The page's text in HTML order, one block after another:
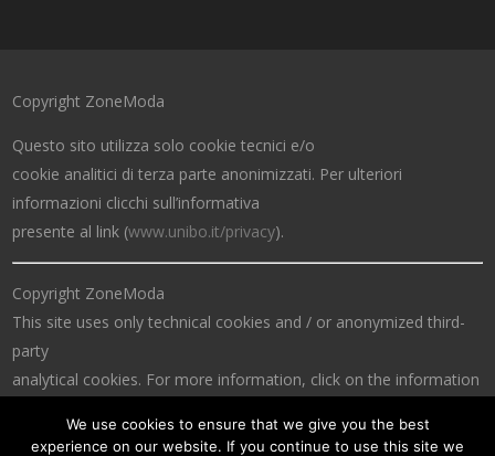
Copyright ZoneModa
Questo sito utilizza solo cookie tecnici e/o
cookie analitici di terza parte anonimizzati. Per ulteriori
informazioni clicchi sull’informativa
presente al link (www.unibo.it/privacy).
Copyright ZoneModa
This site uses only technical cookies and / or anonymized third-
party
analytical cookies. For more information, click on the information
We use cookies to ensure that we give you the best
experience on our website. If you continue to use this site we